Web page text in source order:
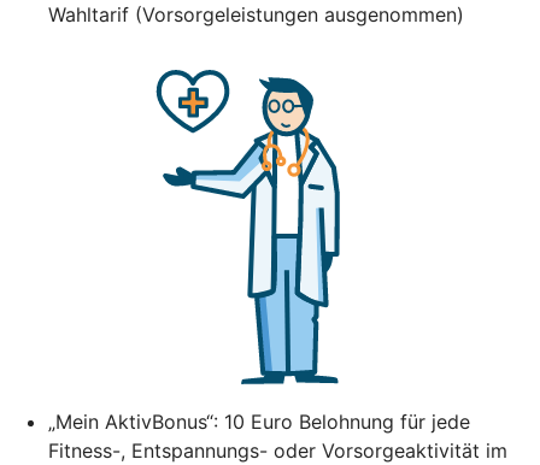
Wahltarif (Vorsorgeleistungen ausgenommen)
„Mein AktivBonus“: 10 Euro Belohnung für jede
Fitness-, Entspannungs- oder Vorsorgeaktivität im